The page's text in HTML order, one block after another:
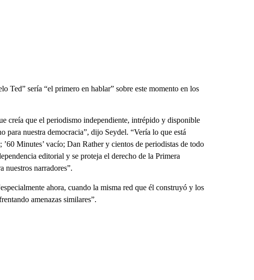
Ted” sería “el primero en hablar” sobre este momento en los
creía que el periodismo independiente, intrépido y disponible
para nuestra democracia”, dijo Seydel. “Vería lo que está
Minutes’ vacío; Dan Rather y cientos de periodistas de todo
editorial y se proteja el derecho de la Primera
nuestros narradores”.
ahora, cuando la misma red que él construyó y los
amenazas similares”.